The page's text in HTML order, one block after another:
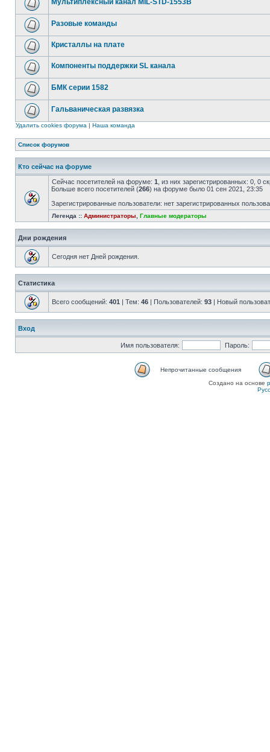
Мультиплексный канал MIL-STD-1553B
Разовые команды
Кристаллы на плате
Компоненты поддержки SL канала
БМК серии 1582
Гальваническая развязка
Удалить cookies форума | Наша команда
Список форумов
Кто сейчас на форуме
Сейчас посетителей на форуме: 1 , из них зарегистрированных: 0, 0
Больше всего посетителей (266) на форуме было 01 сен 2021, 23:35
Зарегистрированные пользователи: нет зарегистрированных
Легенда :: Администраторы Главные модераторы
Дни рождения
Сегодня нет Дней рождения.
Статистика
Всего сообщений: 401 | Тем: 46 | Пользователей: 93 | Новый
Вход
Имя пользователя: Пароль:
Непрочитанные сообщения
Создано на основе